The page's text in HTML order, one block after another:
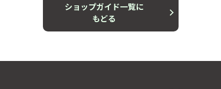
ショップガイド一覧に
もどる